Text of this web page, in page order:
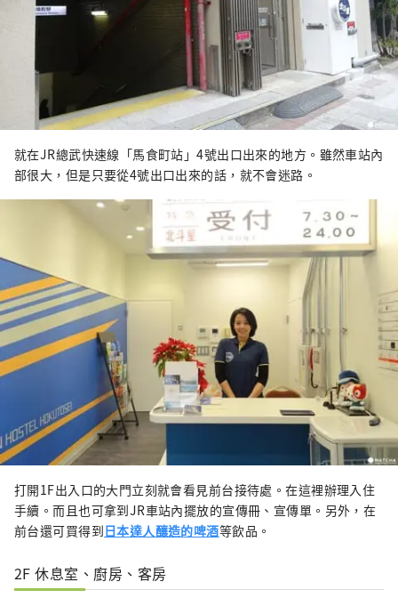
就在JR總武快速線「馬食町站」4號出口出來的地方。雖然車站內
部很大，但是只要從4號出口出來的話，就不會迷路。
打開1F出入口的大門立刻就會看見前台接待處。在這裡辦理入住
手續。而且也可拿到JR車站內擺放的宣傳冊、宣傳單。另外，在
前台還可買得到日本達人釀造的啤酒等飲品。
2F 休息室、廚房、客房